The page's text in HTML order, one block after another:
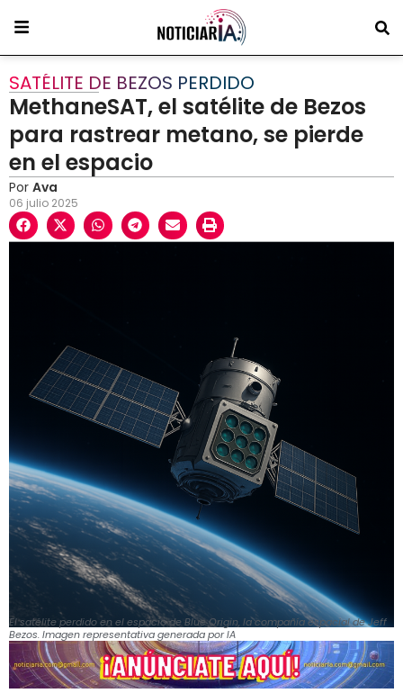
SATÉLITE DE BEZOS PERDIDO
MethaneSAT, el satélite de Bezos
para rastrear metano, se pierde
en el espacio
Por Ava
06 julio 2025
El satélite perdido en el espacio de Blue Origin, la compañía espacial de Jeff
Bezos. Imagen representativa generada por IA